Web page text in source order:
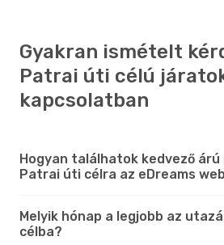
Gyakran ismételt
Patrai úti célú
kapcsolatban
Hogyan találhatok kedvező
Patrai úti célra az eDreams
Melyik hónap a legjobb az
célba?